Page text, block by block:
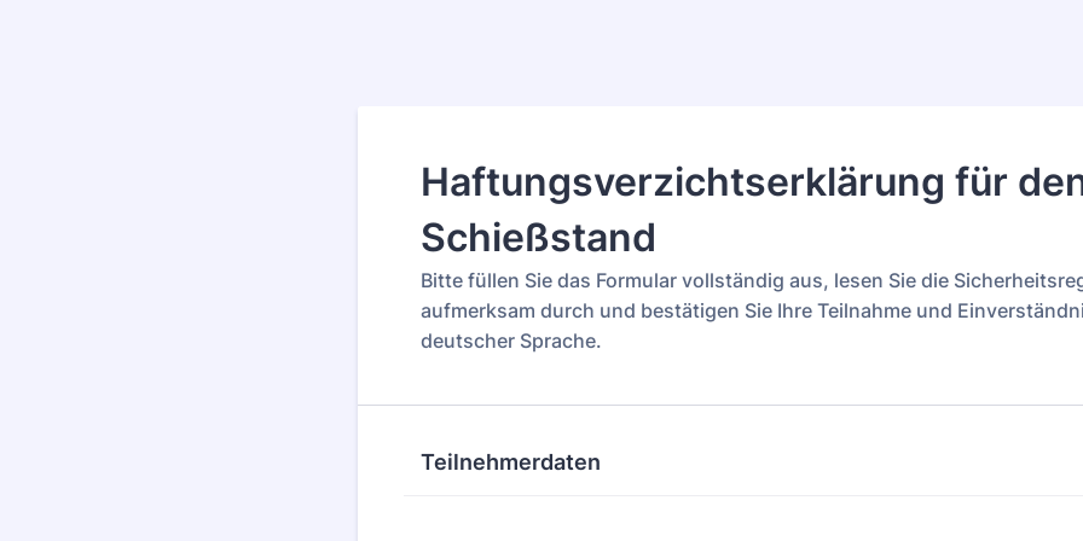
Haftungsverzichtserklärung für
Schießstand
Bitte füllen Sie das Formular vollständig aus, lesen Sie die
aufmerksam durch und bestätigen Sie Ihre Teilnahme und
deutscher Sprache.
Teilnehmerdaten